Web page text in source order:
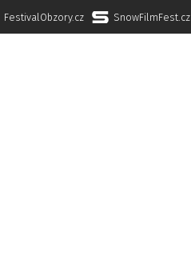
FestivalObzory.cz SnowFilmFest.cz